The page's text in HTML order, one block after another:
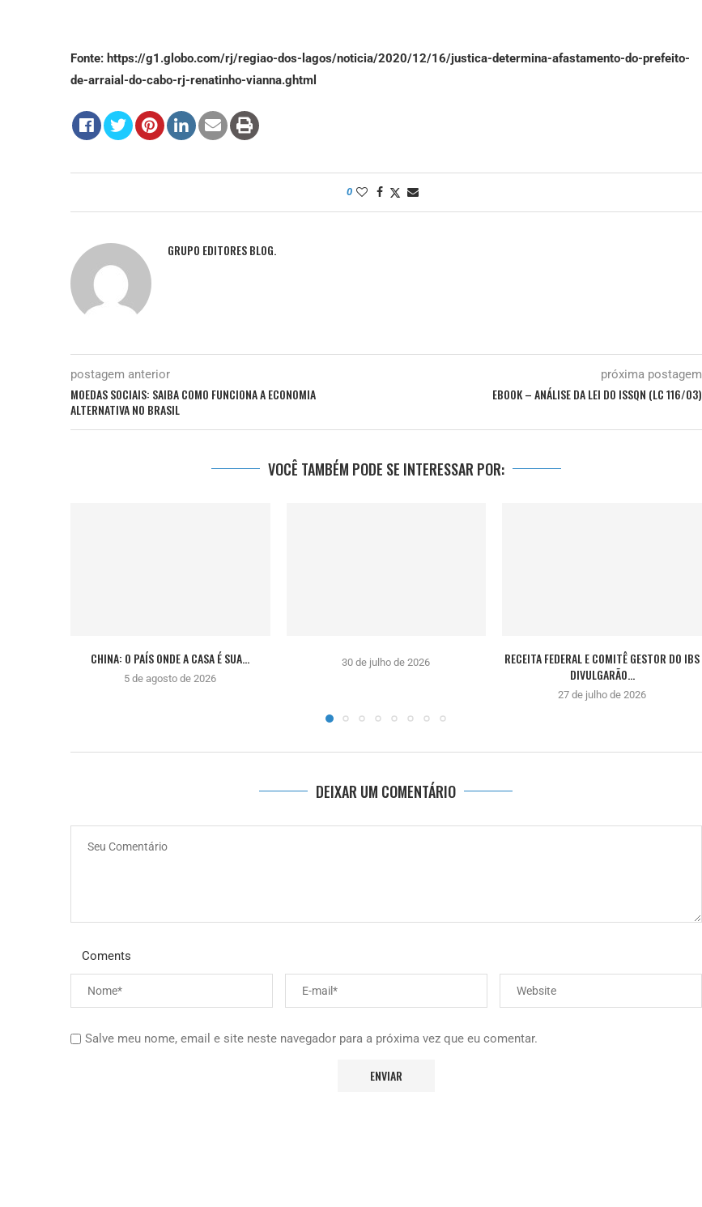
Fonte: https://g1.globo.com/rj/regiao-dos-lagos/noticia/2020/12/16/justica-determina-afastamento-do-prefeito-
de-arraial-do-cabo-rj-renatinho-vianna.ghtml
0
GRUPO EDITORES BLOG.
postagem anterior
MOEDAS SOCIAIS: SAIBA COMO FUNCIONA A ECONOMIA
ALTERNATIVA NO BRASIL
próxima postagem
EBOOK – ANÁLISE DA LEI DO ISSQN (LC 116/03)
VOCÊ TAMBÉM PODE SE INTERESSAR POR:
CHINA: O PAÍS ONDE A CASA É SUA...
5 de agosto de 2026
30 de julho de 2026
RECEITA FEDERAL E COMITÊ GESTOR DO IBS
DIVULGARÃO...
27 de julho de 2026
DEIXAR UM COMENTÁRIO
Coments
Salve meu nome, email e site neste navegador para a próxima vez que eu comentar.